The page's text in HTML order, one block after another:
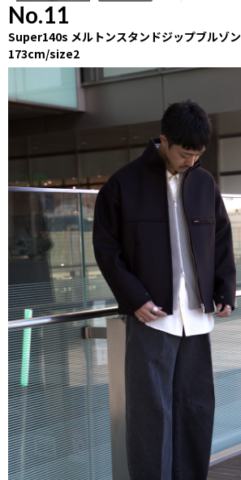
No.11
Super140s メルトンスタンドジップブルゾン
173cm/size2